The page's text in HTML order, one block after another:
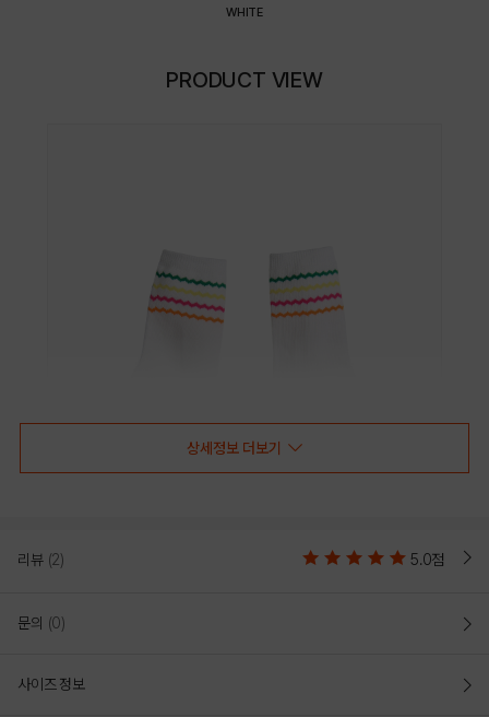
WHITE
PRODUCT VIEW
상세정보 더보기
리뷰 (2) 5.0점
문의 (0)
사이즈 정보